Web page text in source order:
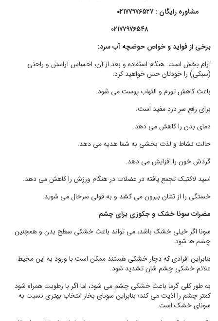
مشاوره رایگان : ۰۲۱۷۷۹۷۶۵۲۷
برخی از فواید و خواص حوضچه آب سرد:
آرام بخش است. هنگام استفاده و بعد از آن، احساس آرامش و راحتی
(سبکی) را خودتان حس خواهید کرد.
باعث کاهش تورم و التهاب پوست می شود.
برای رفع سر درد مفید است.
دمای بدن را کاهش می دهد.
حالت نشاط و لذت بخشی به شما هدیه می دهد.
گردش خون را افزایش می دهد.
اسید لاکتیک تجمع یافته در عضلات در هنگام ورزش را کاهش می دهد.
خستگی را از تنتان بیرون می کشد و به قولی سرحال می شوید.
مضرات سونا خشک و جکوزی برای چشم
سونا اگر خیلی خشک باشد، می تواند باعث خشکی سطح بدن و همچنین
چشم ها شود.
بنابراین افرادی که دچار خشکی هستند ممکن است با ورود به این محیط
علائم خشکی چشم شان تشدید شود.
به طور کلی گرما باعث خشکی چشم می شود، اما اگر با رطوبت همراه شود
کمتر چشم را اذیت می کند؛ بنابراین سونای بخار انتخاب بهتری نسبت به
سونای خشک است.